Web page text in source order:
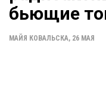
бьющие
МАЙЯ КОВАЛЬСКА, 26 МАЯ